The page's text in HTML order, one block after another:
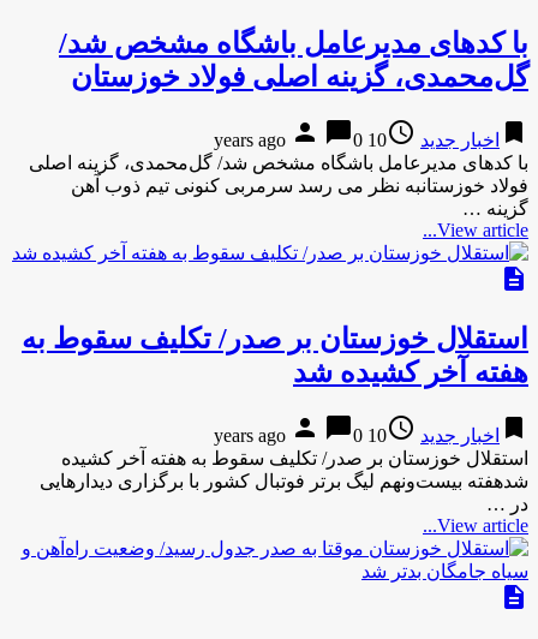
با کدهای مدیرعامل باشگاه مشخص شد/
گل‌‌محمدی، گزینه اصلی فولاد خوزستان
bookmark اخبار جدید access_time
10 years ago
person chat_bubble0
با کدهای مدیرعامل باشگاه مشخص شد/ گل‌‌محمدی، گزینه اصلی
فولاد خوزستانبه نظر می رسد سرمربی کنونی تیم ذوب آهن
گزینه …
View article...
description
استقلال خوزستان بر صدر/ تکلیف سقوط به
هفته آخر کشیده شد
bookmark اخبار جدید access_time
10 years ago
person chat_bubble0
استقلال خوزستان بر صدر/ تکلیف سقوط به هفته آخر کشیده
شدهفته بیست‌ونهم لیگ برتر فوتبال کشور با برگزاری دیدار‌هایی
در …
View article...
description